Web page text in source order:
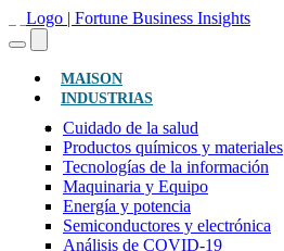
MAISON(ACTUAL)
INDUSTRIAS
Cuidado de la salud
Productos químicos y materiales
Tecnologías de la información
Maquinaria y Equipo
Energía y potencia
Semiconductores y electrónica
Análisis de COVID-19